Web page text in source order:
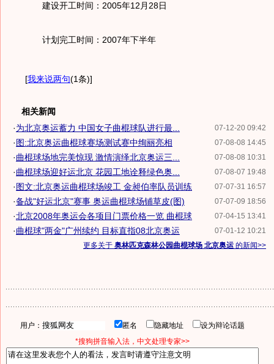
建设开工时间：2005年12月28日
计划完工时间：2007年下半年
[我来说两句(1条)]
相关新闻
07-12-20 09:42
·为北京奥运蓄力 中国女子曲棍球队进行最...
07-08-08 14:45
·图:北京奥运曲棍球赛场测试赛中绚丽亮相
07-08-08 10:31
·曲棍球场地完美惊现 激情演绎北京奥运三...
07-08-07 19:48
·曲棍球场迎好运北京 花园工地诠释绿色奥...
07-07-31 16:57
·图文:北京奥运曲棍球场竣工 金昶伯率队员训练
07-07-09 18:56
·备战"好运北京"赛事 奥运曲棍球场铺草皮(图)
07-04-15 13:41
·北京2008年奥运会各项目门票价格一览 曲棍球
07-01-12 10:21
·曲棍球"两金"广州续约 目标直指08北京奥运
更多关于 奥林匹克森林公园曲棍球场 北京奥运 的新闻>>
用户： 匿名 隐藏地址
设为辩论话题
*搜狗拼音输入法，中文处理专家>>